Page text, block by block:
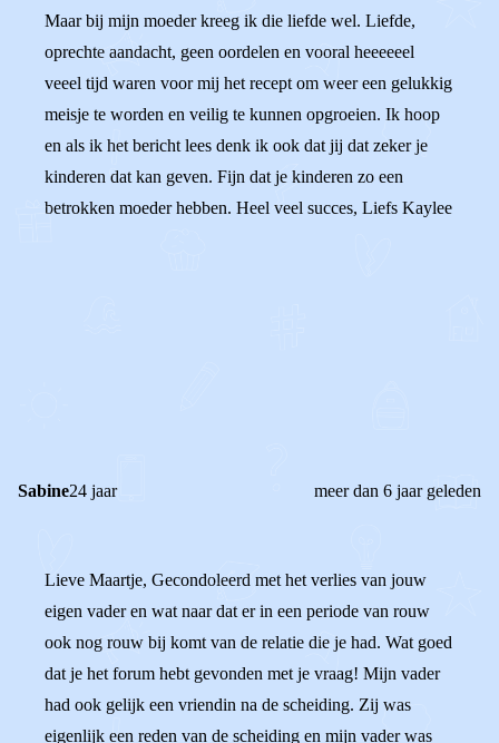
Maar bij mijn moeder kreeg ik die liefde wel. Liefde,
oprechte aandacht, geen oordelen en vooral heeeeeel
veeel tijd waren voor mij het recept om weer een gelukkig
meisje te worden en veilig te kunnen opgroeien. Ik hoop
en als ik het bericht lees denk ik ook dat jij dat zeker je
kinderen dat kan geven. Fijn dat je kinderen zo een
betrokken moeder hebben. Heel veel succes, Liefs Kaylee
Sabine24 jaar meer dan 6 jaar geleden
Lieve Maartje, Gecondoleerd met het verlies van jouw
eigen vader en wat naar dat er in een periode van rouw
ook nog rouw bij komt van de relatie die je had. Wat goed
dat je het forum hebt gevonden met je vraag! Mijn vader
had ook gelijk een vriendin na de scheiding. Zij was
eigenlijk een reden van de scheiding en mijn vader was